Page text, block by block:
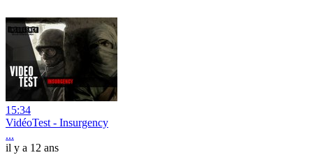
15:34
VidéoTest - Insurgency
...
il y a 12 ans